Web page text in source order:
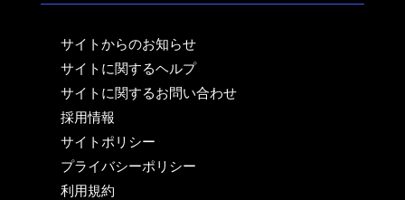
サイトからのお知らせ
サイトに関するヘルプ
サイトに関するお問い合わせ
採用情報
サイトポリシー
プライバシーポリシー
利用規約